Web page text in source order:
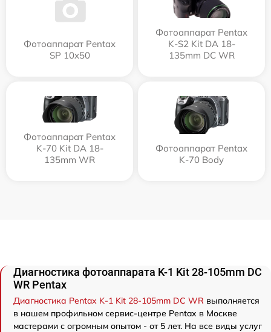
Фотоаппарат Pentax
SP 10x50
Фотоаппарат Pentax
K-S2 Kit DA 18-
135mm DC WR
Фотоаппарат Pentax
K-70 Kit DA 18-
135mm WR
Фотоаппарат Pentax
K-70 Body
Диагностика фотоаппарата K-1 Kit 28-105mm DC
WR Pentax
Диагностика Pentax K-1 Kit 28-105mm DC WR выполняется
в нашем профильном сервис-центре Pentax в Москве
мастерами с огромным опытом - от 5 лет. На все виды услуг